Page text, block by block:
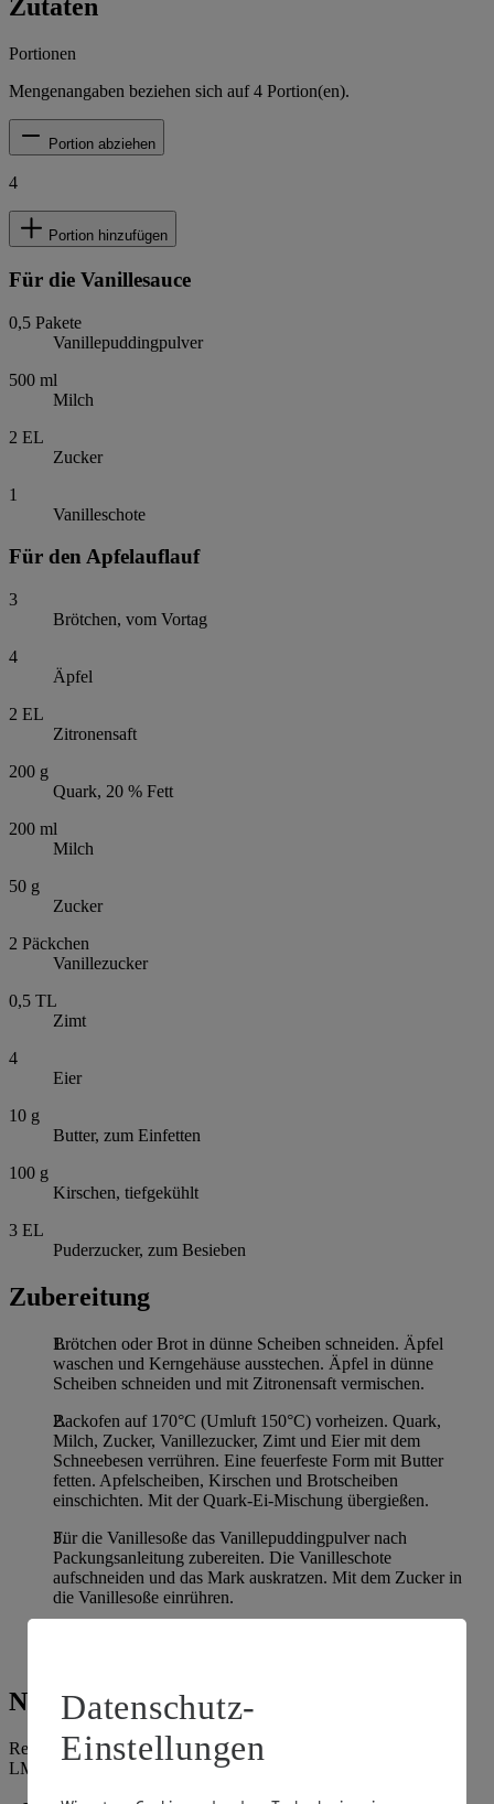
Zutaten
Portionen
Mengenangaben beziehen sich auf4 Portion(en).
Portion abziehen
4
Portion hinzufügen
Für die Vanillesauce
0,5 Pakete
Vanillepuddingpulver
500 ml
Milch
2 EL
Zucker
1
Vanilleschote
Für den Apfelauflauf
3
Brötchen, vom Vortag
4
Äpfel
2 EL
Zitronensaft
200 g
Quark, 20 % Fett
200 ml
Milch
50 g
Zucker
2 Päckchen
Vanillezucker
0,5 TL
Zimt
4
Eier
10 g
Butter, zum Einfetten
100 g
Kirschen, tiefgekühlt
3 EL
Puderzucker, zum Besieben
Zubereitung
Brötchen oder Brot in dünne Scheiben schneiden. Äpfel
waschen und Kerngehäuse ausstechen. Äpfel in dünne
Scheiben schneiden und mit Zitronensaft vermischen.
Backofen auf 170°C (Umluft 150°C) vorheizen. Quark,
Milch, Zucker, Vanillezucker, Zimt und Eier mit dem
Schneebesen verrühren. Eine feuerfeste Form mit Butter
fetten. Apfelscheiben, Kirschen und Brotscheiben
einschichten. Mit der Quark-Ei-Mischung übergießen.
Für die Vanillesoße das Vanillepuddingpulver nach
Packungsanleitung zubereiten. Die Vanilleschote
aufschneiden und das Mark auskratzen. Mit dem Zucker in
die Vanillesoße einrühren.
Nährwerte
Referenzmenge für einen durchschnittlichen Erwachsenen laut
LMIV (8.400 kJ/2.000 kcal).
Datenschutz-
Einstellungen